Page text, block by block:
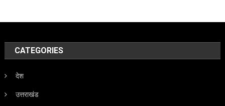
CATEGORIES
देश
उत्तराखंड